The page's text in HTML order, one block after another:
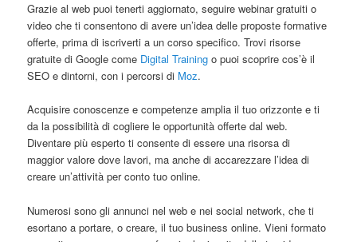
Grazie al web puoi tenerti aggiornato, seguire webinar gratuiti o
video che ti consentono di avere un’idea delle proposte formative
offerte, prima di iscriverti a un corso specifico. Trovi risorse
gratuite di Google come Digital Training o puoi scoprire cos’è il
SEO e dintorni, con i percorsi di Moz.
Acquisire conoscenze e competenze amplia il tuo orizzonte e ti
da la possibilità di cogliere le opportunità offerte dal web.
Diventare più esperto ti consente di essere una risorsa di
maggior valore dove lavori, ma anche di accarezzare l’idea di
creare un’attività per conto tuo online.
Numerosi sono gli annunci nel web e nei social network, che ti
esortano a portare, o creare, il tuo business online. Vieni formato